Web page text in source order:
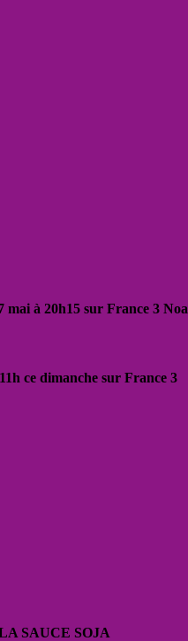
mai à 20h15 sur France 3 Noa
ce dimanche sur France 3
SAUCE SOJA